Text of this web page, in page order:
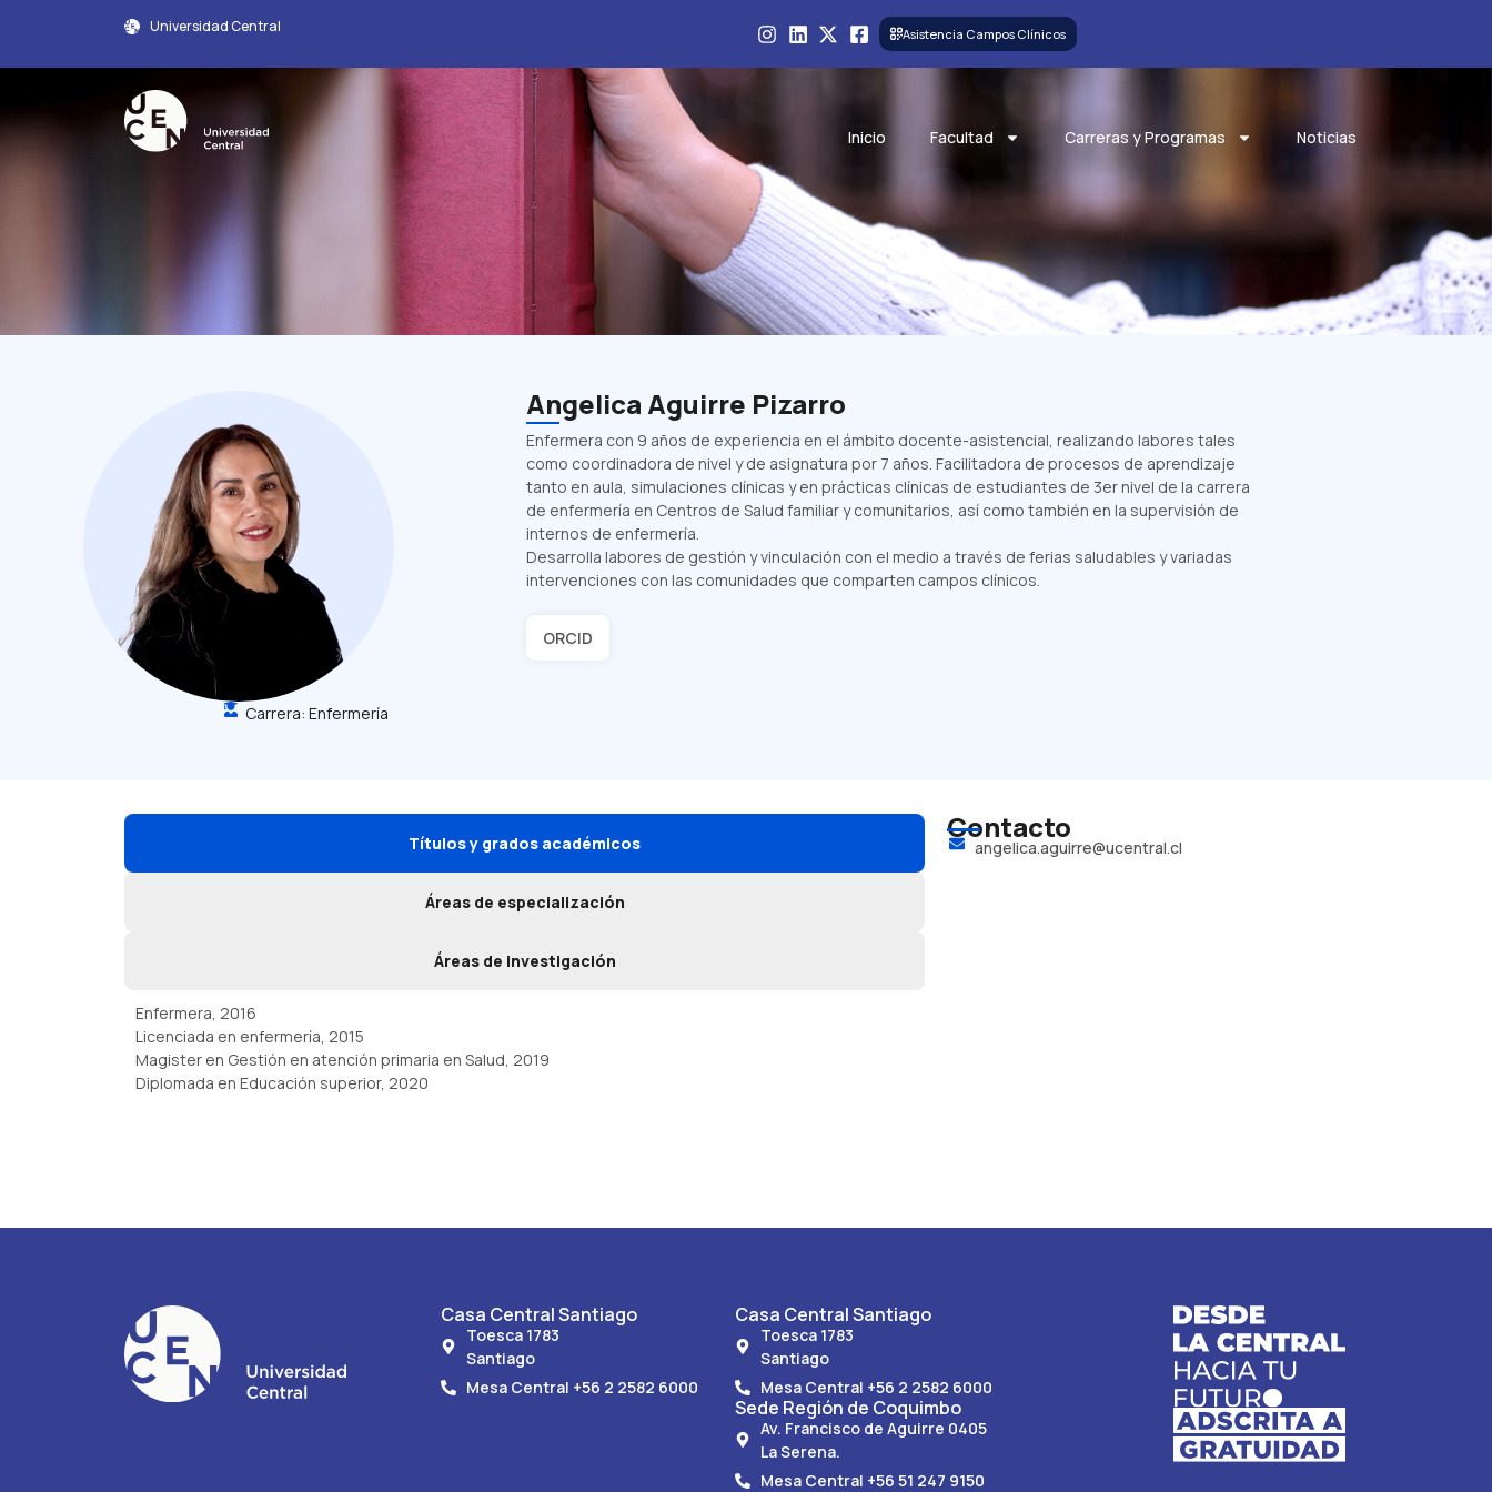
Universidad Central Asistencia Campos Clínicos
Inicio Facultad Carreras y Programas Noticias
Perfil Académico
Carrera:Enfermería
Angelica Aguirre Pizarro
Enfermera con 9 años de experiencia en el ámbito docente-asistencial, realizando labores tales
como coordinadora de nivel y de asignatura por 7 años. Facilitadora de procesos de aprendizaje
tanto en aula, simulaciones clínicas y en prácticas clínicas de estudiantes de 3er nivel de la carrera
de enfermería en Centros de Salud familiar y comunitarios, así como también en la supervisión de
internos de enfermería.
Desarrolla labores de gestión y vinculación con el medio a través de ferias saludables y variadas
intervenciones con las comunidades que comparten campos clínicos.
ORCID
Títulos y grados académicos
Áreas de especialización
Áreas de investigación
Enfermera, 2016
Licenciada en enfermería, 2015
Magister en Gestión en atención primaria en Salud, 2019
Diplomada en Educación superior, 2020
Contacto
angelica.aguirre@ucentral.cl
Casa Central Santiago
Toesca 1783
Santiago
Mesa Central +56 2 2582 6000
Casa Central Santiago
Toesca 1783
Santiago
Mesa Central +56 2 2582 6000
Sede Región de Coquimbo
Av. Francisco de Aguirre 0405
La Serena.
Mesa Central +56 51 247 9150